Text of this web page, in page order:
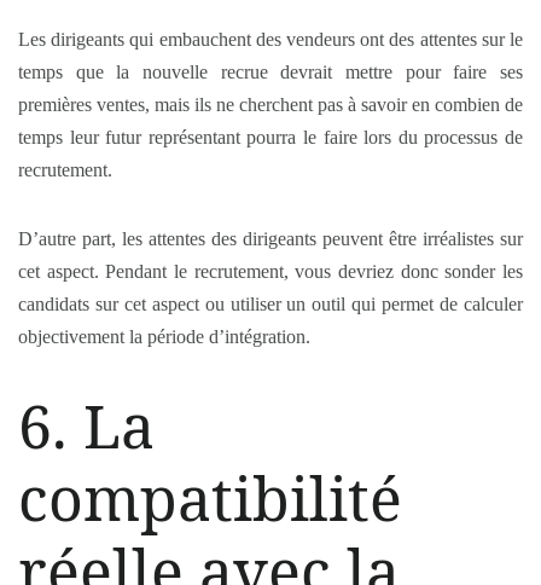
Les dirigeants qui embauchent des vendeurs ont des attentes sur le
temps que la nouvelle recrue devrait mettre pour faire ses
premières ventes, mais ils ne cherchent pas à savoir en combien de
temps leur futur représentant pourra le faire lors du processus de
recrutement.
D’autre part, les attentes des dirigeants peuvent être irréalistes sur
cet aspect. Pendant le recrutement, vous devriez donc sonder les
candidats sur cet aspect ou utiliser un outil qui permet de calculer
objectivement la période d’intégration.
6. La
compatibilité